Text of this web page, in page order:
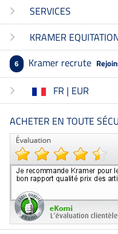
SERVICES
KRAMER
6 Kramer recrute
FR | EUR
ACHETER EN TOUTE